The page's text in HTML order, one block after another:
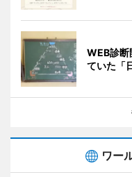
WEB診断
ていた「
ワー